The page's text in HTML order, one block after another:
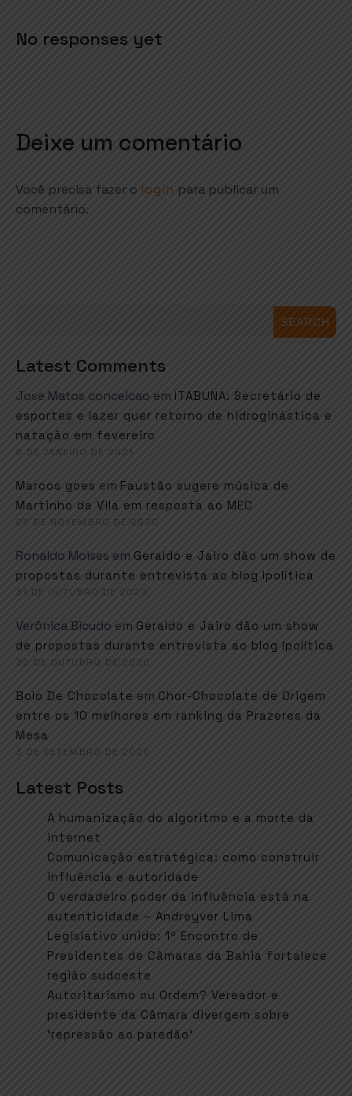
No responses yet
Deixe um comentário
Você precisa fazer o login para publicar um
comentário.
SEARCH
Latest Comments
José Matos conceicao em ITABUNA: Secretário de
esportes e lazer quer retorno de hidroginástica e
natação em fevereiro
6 DE JANEIRO DE 2021
Marcos goes em Faustão sugere música de
Martinho da Vila em resposta ao MEC
26 DE NOVEMBRO DE 2020
Ronaldo Moises em Geraldo e Jairo dão um show de
propostas durante entrevista ao blog Ipolítica
31 DE OUTUBRO DE 2020
Verônica Bicudo em Geraldo e Jairo dão um show
de propostas durante entrevista ao blog Ipolítica
30 DE OUTUBRO DE 2020
Bolo De Chocolate em Chor-Chocolate de Origem
entre os 10 melhores em ranking da Prazeres da
Mesa
3 DE SETEMBRO DE 2020
Latest Posts
A humanização do algoritmo e a morte da
internet
Comunicação estratégica: como construir
influência e autoridade
O verdadeiro poder da influência está na
autenticidade – Andreyver Lima
Legislativo unido: 1º Encontro de
Presidentes de Câmaras da Bahia fortalece
região sudoeste
Autoritarismo ou Ordem? Vereador e
presidente da Câmara divergem sobre
‘repressão ao paredão’